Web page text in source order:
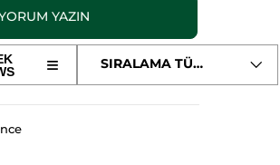
ciltlerinin daha az donuk göründüğünü
gözeneklerinin daha sıkışlaştığını belirtti.*
ciltlerinin daha temiz olduğunu belirtti.*
çalışması sonucu
2 kere uygulama sonrası yapılan
sonucu
YAZIN
Bu
eylem
oturum
SIRALAMA TÜRÜ
≡